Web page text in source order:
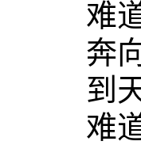
难道
奔向
到天
难道